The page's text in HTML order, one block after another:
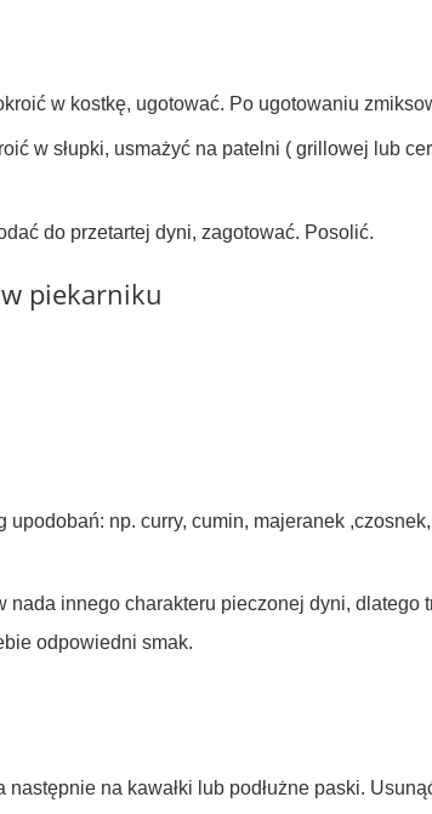
w kostkę, ugotować. Po ugotowaniu
w słupki, usmażyć na patelni ( grillowej lub
do przetartej dyni, zagotować. Posolić.
piekarniku
upodobań: np. curry, cumin, majeranek
nada innego charakteru pieczonej dyni, dlatego
odpowiedni smak.
następnie na kawałki lub podłużne paski.